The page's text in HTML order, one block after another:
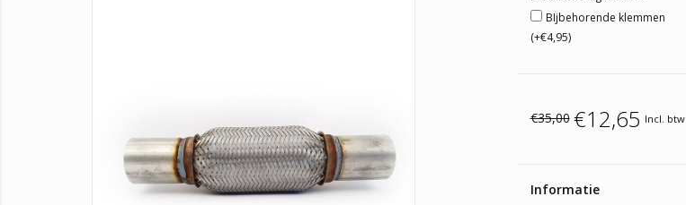
BIjbehorende klemmen
(+€4,95)
€35,00 €12,65 Incl. btw
Informatie